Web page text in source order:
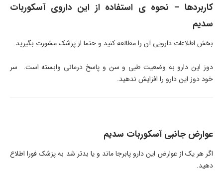
کاربردها – نحوه ی استفاده از این داروی آسکوربات
سدیم
بخش اطلاعات دارویی آن را مطالعه کنید و حتما از پزشک مشورت بگیرید.
دوز این دارو به وضعیت طبی و سن و پاسخ درمانی وابسته است. سر
خود دوز این دارو را افزایش ندهید.
عوارض جانبی آسکوربات سدیم
اگر هر یک از عوارض این دارو پابرجا ماند و یا بدتر شد به پزشک فورا اطلاع
دهید.